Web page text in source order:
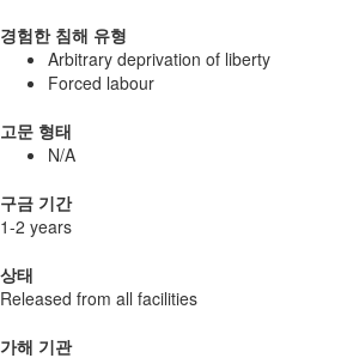
경험한 침해 유형
Arbitrary deprivation of liberty
Forced labour
고문 형태
N/A
구금 기간
1-2 years
상태
Released from all facilities
가해 기관